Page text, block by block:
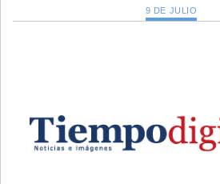
9 DE JULIO